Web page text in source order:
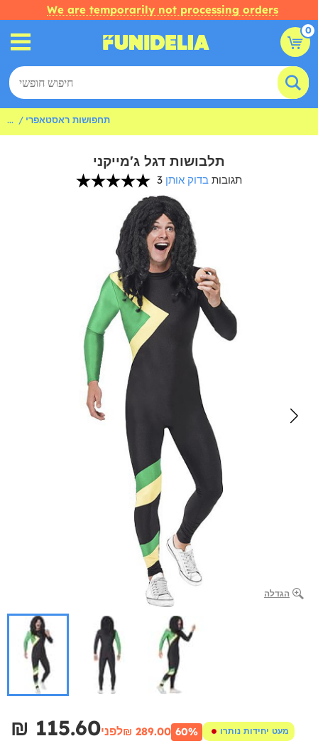
We are temporarily not processing orders
0
... תחפושות ראסטאפרי
תלבושות דגל ג'מייקני
3 תגובות בדוק אותן
הגדלה
₪‎ 115.60לפני₪‎ 289.00 60% מעט יחידות נותרו